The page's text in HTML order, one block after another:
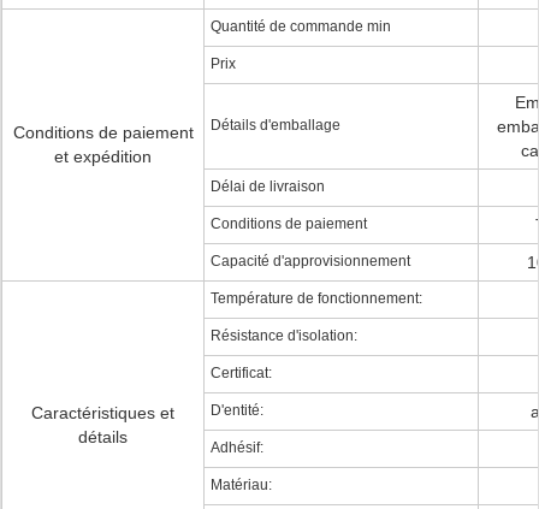
Conditions de paiement
et expédition
Quantité de commande min
Prix
Détails d'emballage
Délai de livraison
Conditions de paiement
Capacité d'approvisionnement
Caractéristiques et
détails
Température de fonctionnement:
Résistance d'isolation:
Certificat:
D'entité:
Adhésif:
Matériau: